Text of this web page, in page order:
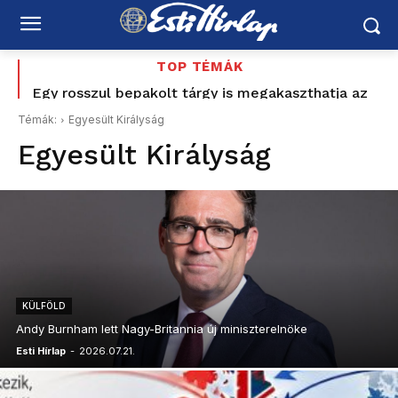
TOP TÉMÁK
Egy rosszul bepakolt tárgy is megakaszthatja az
indulást – így készüljön a repülőtéri poggyásszal
Lenny Kravitz, a rocklegenda ismét meghódította
Témák: Egyesült Királyság
Egyesült Királyság
KÜLFÖLD
Andy Burnham lett Nagy-Britannia új miniszterelnöke
Esti Hírlap - 2026.07.21.